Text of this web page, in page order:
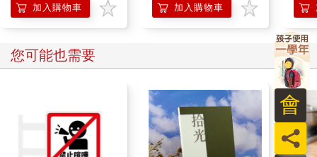
加入購物車 加入購物車
您可能也需要
員
會